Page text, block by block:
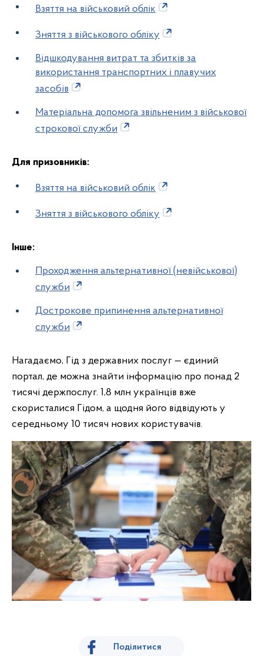
Взяття на військовий облік
Зняття з військового обліку
Відшкодування витрат та збитків за
використання транспортних і плавучих
засобів
Матеріальна допомога звільненим з військової
строкової служби
Для призовників:
Взяття на військовий облік
Зняття з військового обліку
Інше:
Проходження альтернативної (невійськової)
служби
Дострокове припинення альтернативної
служби
Нагадаємо, Гід з державних послуг — єдиний
портал, де можна знайти інформацію про понад 2
тисячі держпослуг. 1,8 млн українців вже
скористалися Гідом, а щодня його відвідують у
середньому 10 тисяч нових користувачів.
Поділитися